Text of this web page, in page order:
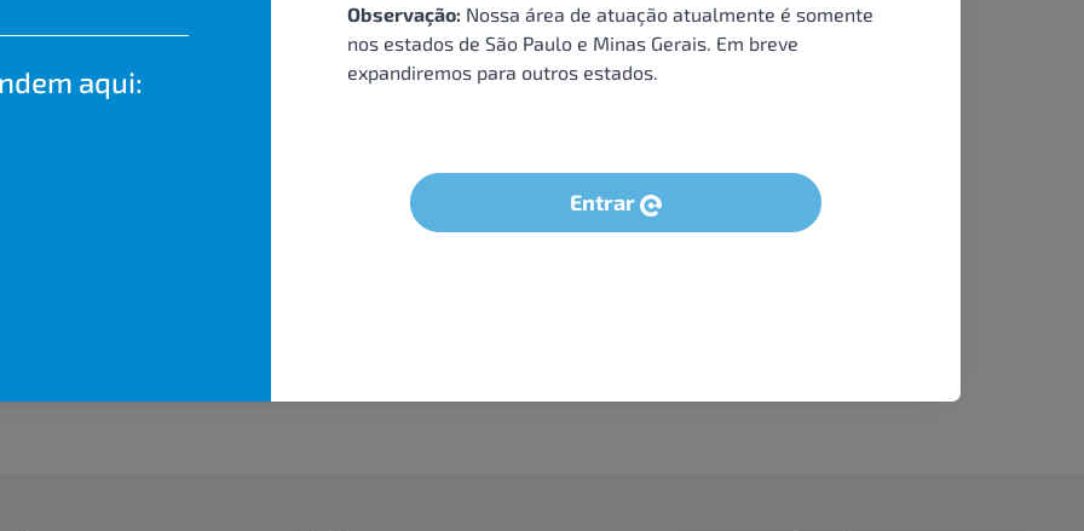
aqui:
Observação: Nossa área de atuação atualmente é somente
nos estados de São Paulo e Minas Gerais. Em breve
expandiremos para outros estados.
Entrar